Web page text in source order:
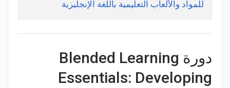
للمواد والألعاب التعليمية باللغة الإنجليزية
دورة Blended Learning
Essentials: Developing